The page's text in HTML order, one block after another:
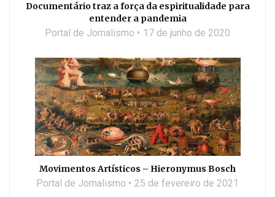
Documentário traz a força da espiritualidade para
entender a pandemia
Portal de Jornalismo 17 de junho de 2020
Movimentos Artísticos – Hieronymus Bosch
Portal de Jornalismo 25 de fevereiro de 2021